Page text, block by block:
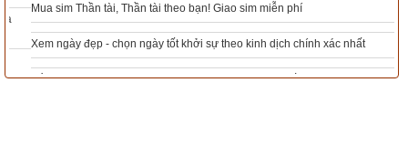
Dịch lý và phương pháp luận của Quảng Đức
Mua sim Thần tài, Thần tài theo bạn! Giao sim miễn phí
Xem ngày đẹp - chọn ngày tốt khởi sự theo kinh dịch chính xác nhất
Tổng Kho Sim Năm sinh 0x - 9x - 8x -7x -6x giá rẻ nhất thị trường - Click xem